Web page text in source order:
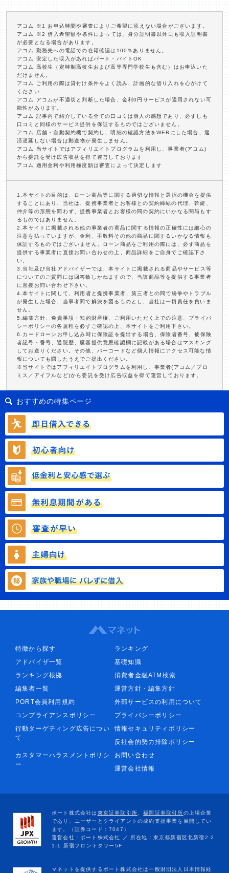
アコム ※1 お申込時間や審査によりご希望に添えない場合がございます。
アコム ※2 借入希望額や条件によっては、身分証明書以外にも収入証明書
が必要となる場合があります。
アコム 勤務先への電話での在籍確認は100％ありません。
アコム 安定した収入があればパート・バイトOK
アコム 高校生（定時制高校生および高等専門学校生も含む）はお申込いた
だけません。
アコム ご利用の際は貸付け条件をよく読み、計画的な借り入れを心がけて
ください
アコム アコムが不適切と判断した場合、金利0円サービスが適用されない可
能性があります。
アコム 記事内で紹介している全ての口コミは個人の感想であり、必ずしも
口コミと同様のサービス提供を保証するものではございません。
アコム 店舗・自動契約機で契約し、明細の確認方法をWEBにした場合、返
済遅延しない場合は郵送物が発生しません。
アコム 当サイトではアフィリエイトプログラムを利用し、事業者(アコム)
から委託を受け広告収益を得て運営しております
アコム 適用金利や利用極度額は審査によって決定します
1.本サイトの目的は、ローン商品等に関する適切な情報と選択の機会を提供
することにあり、当社は、提携事業者とお客様との契約締結の代理、斡旋、
仲介等の形態を問わず、提携事業者とお客様の間の契約にいかなる関与もす
るものではありません。
2.本サイトに掲載される他の事業者の商品に関する情報の正確性には細心の
注意を払っていますが、金利、手数料その他の商品に関するいかなる情報も
保証するものではございません。ローン商品をご利用の際には、必ず商品を
提供する事業者に直接お問い合わせの上、商品詳細をご自身でご確認下さ
い。
3.当社及び当社アドバイザーでは、本サイトに掲載される商品やサービス等
についてのご質問には回答致しかねますので、当該商品等を提供する事業者
に直接お問い合わせ下さい。
4.本サイトに関して、利用者と提携事業者、第三者との間で紛争やトラブル
が発生した場合、当事者間で解決を図るものとし、当社は一切責任を負いま
せん。
5.編集方針、免責事項・知的財産権、ご利用いただく上での注意、プライバ
シーポリシーの各規程を必ずご確認の上、本サイトをご利用下さい。
6.カードローンお申し込み時に保険証を提出する場合、保険者番号、被保険
者記号・番号、通院歴、臓器提供意思確認欄に記載がある場合はマスキング
してお送りください。その他、バーコードなど個人情報にアクセス可能な情
報についても隠したうえでご提出ください。
※当サイトではアフィリエイトプログラムを利用し、事業者(アコム／プロ
ミス／アイフルなど)から委託を受け広告収益を得て運営しております。
おすすめの特集ページ
特徴から探す
ランキング
アドバイザ一覧
基礎知識
ランキング根拠
消費者金融ATM検索
編集者一覧
運営方針・編集方針
PORT会員利用規約
外部サービスの利用について
コンプライアンスポリシー
プライバシーポリシー
行動ターゲティング広告につい
て
情報セキュリティポリシー
反社会的勢力排除ポリシー
カスタマーハラスメントポリシ
ー
お問い合わせ
運営会社情報